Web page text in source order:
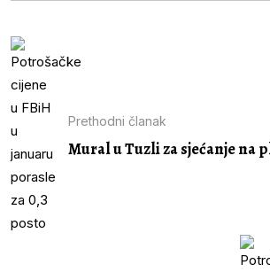
Prethodni članak
Mural u Tuzli za sjećanje na